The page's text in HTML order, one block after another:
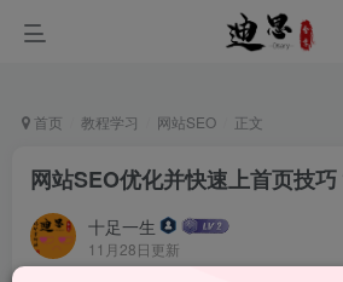
首页 教程学习 网站SEO 正文
网站SEO优化并快速上首页技巧
十足一生
11月28日更新